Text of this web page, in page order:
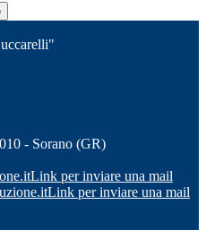
- Sorano (GR)
Link per inviare una mail
Link per inviare una mail